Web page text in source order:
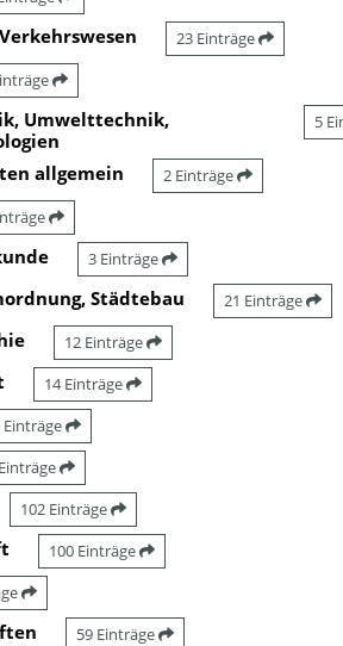
23 Einträge
Umwelttechnik,
5
allgemein 2 Einträge
3 Einträge
Städtebau 21 Einträge
12 Einträge
14 Einträge
Einträge
102 Einträge
100 Einträge
59 Einträge